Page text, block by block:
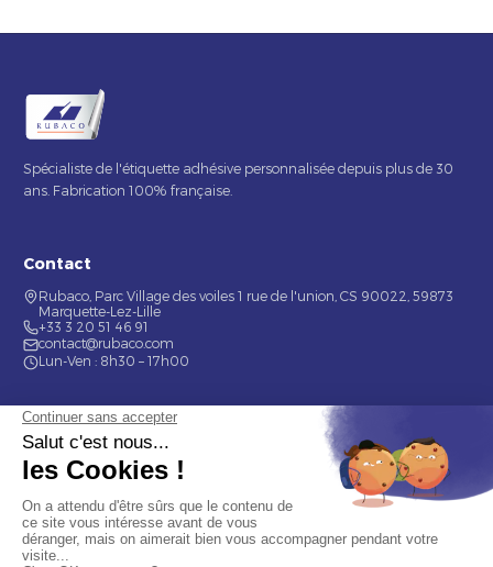
Spécialiste de l'étiquette adhésive personnalisée depuis plus de 30
ans. Fabrication 100% française.
Contact
Rubaco, Parc Village des voiles 1 rue de l'union, CS 90022, 59873
Marquette-Lez-Lille
+33 3 20 51 46 91
contact@rubaco.com
Lun-Ven : 8h30 – 17h00
Nos services
Étiquette alimentaire
Étiquette de bouteilles
Informations
Mentions légales